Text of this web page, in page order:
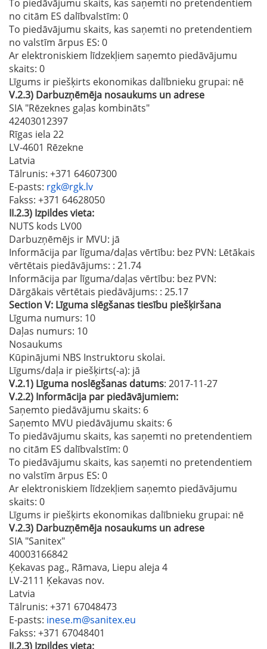
To piedāvājumu skaits, kas saņemti no pretendentiem
no citām ES dalībvalstīm: 0
To piedāvājumu skaits, kas saņemti no pretendentiem
no valstīm ārpus ES: 0
Ar elektroniskiem līdzekļiem saņemto piedāvājumu
skaits: 0
Līgums ir piešķirts ekonomikas dalībnieku grupai: nē
V.2.3) Darbuzņēmēja nosaukums un adrese
SIA "Rēzeknes gaļas kombināts"
42403012397
Rīgas iela 22
LV-4601 Rēzekne
Latvia
Tālrunis: +371 64607300
E-pasts: rgk@rgk.lv
Fakss: +371 64628050
II.2.3) Izpildes vieta:
NUTS kods LV00
Darbuzņēmējs ir MVU: jā
Informācija par līguma/daļas vērtību: bez PVN: Lētākais
vērtētais piedāvājums: : 21.74
Informācija par līguma/daļas vērtību: bez PVN:
Dārgākais vērtētais piedāvājums: : 25.17
SectionV: Līguma slēgšanas tiesību piešķiršana
Līguma numurs: 10
Daļas numurs: 10
Nosaukums
Kūpinājumi NBS Instruktoru skolai.
Līgums/daļa ir piešķirts(-a): jā
V.2.1) Līguma noslēgšanas datums: 2017-11-27
V.2.2) Informācija par piedāvājumiem:
Saņemto piedāvājumu skaits: 6
Saņemto MVU piedāvājumu skaits: 6
To piedāvājumu skaits, kas saņemti no pretendentiem
no citām ES dalībvalstīm: 0
To piedāvājumu skaits, kas saņemti no pretendentiem
no valstīm ārpus ES: 0
Ar elektroniskiem līdzekļiem saņemto piedāvājumu
skaits: 0
Līgums ir piešķirts ekonomikas dalībnieku grupai: nē
V.2.3) Darbuzņēmēja nosaukums un adrese
SIA "Sanitex"
40003166842
Ķekavas pag., Rāmava, Liepu aleja 4
LV-2111 Ķekavas nov.
Latvia
Tālrunis: +371 67048473
E-pasts: inese.m@sanitex.eu
Fakss: +371 67048401
II.2.3) Izpildes vieta: